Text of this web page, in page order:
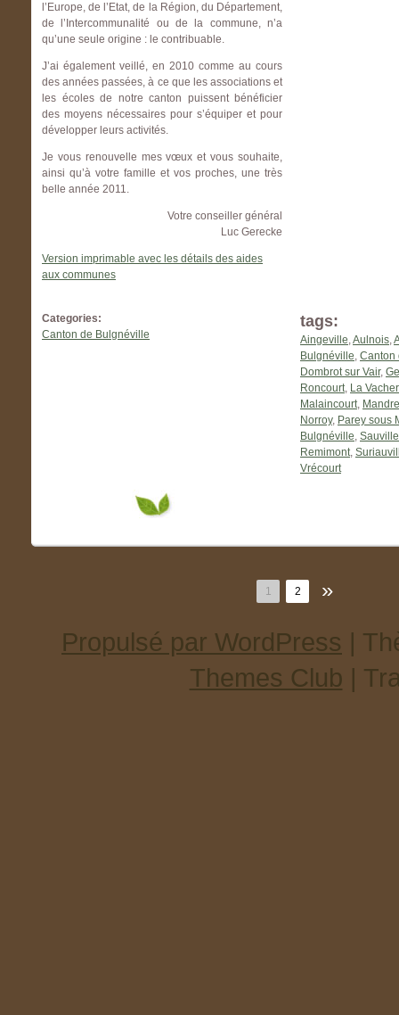
l’Europe, de l’Etat, de la Région, du Département,
de l’Intercommunalité ou de la commune, n’a
qu’une seule origine : le contribuable.
J’ai également veillé, en 2010 comme au cours
des années passées, à ce que les associations et
les écoles de notre canton puissent bénéficier
des moyens nécessaires pour s’équiper et pour
développer leurs activités.
Je vous renouvelle mes vœux et vous souhaite,
ainsi qu’à votre famille et vos proches, une très
belle année 2011.
Votre conseiller général
Luc Gerecke
Version imprimable avec les détails des aides
aux communes
Categories:
Canton de Bulgnéville
tags:
Aingeville,Aulnois,
Bulgnéville, Canton
Dombrot sur Vair,
Roncourt, La
Malaincourt,
Norroy, Parey sous
Bulgnéville, Sauville
Remimont,
Vrécourt
1 2 »
Propulsé par WordPress |
Themes Club |